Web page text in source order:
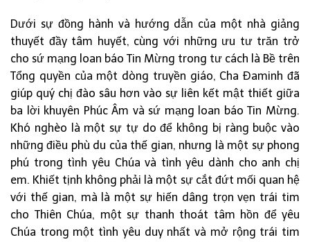
Dưới sự đồng hành và hướng dẫn của một nhà giảng
thuyết đầy tâm huyết, cùng với những ưu tư trăn trở
cho sứ mạng loan báo Tin Mừng trong tư cách là Bề trên
Tổng quyền của một dòng truyền giáo, Cha Đaminh đã
giúp quý chị đào sâu hơn vào sự liên kết mật thiết giữa
ba lời khuyên Phúc Âm và sứ mạng loan báo Tin Mừng.
Khó nghèo là một sự tự do để không bị ràng buộc vào
những điều phù du của thế gian, nhưng là một sự phong
phú trong tình yêu Chúa và tình yêu dành cho anh chị
em. Khiết tịnh không phải là một sự cắt đứt mối quan hệ
với thế gian, mà là một sự hiến dâng trọn vẹn trái tim
cho Thiên Chúa, một sự thanh thoát tâm hồn để yêu
Chúa trong một tình yêu duy nhất và mở rộng trái tim